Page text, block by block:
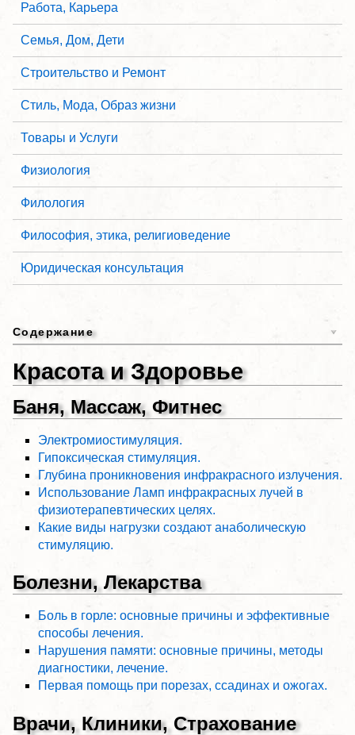
Работа, Карьера
Семья, Дом, Дети
Строительство и Ремонт
Стиль, Мода, Образ жизни
Товары и Услуги
Физиология
Филология
Философия, этика, религиоведение
Юридическая консультация
Содержание
Красота и Здоровье
Баня, Массаж, Фитнес
Электромиостимуляция.
Гипоксическая стимуляция.
Глубина проникновения инфракрасного излучения.
Использование Ламп инфракрасных лучей в
физиотерапевтических целях.
Какие виды нагрузки создают анаболическую
стимуляцию.
Болезни, Лекарства
Боль в горле: основные причины и эффективные
способы лечения.
Нарушения памяти: основные причины, методы
диагностики, лечение.
Первая помощь при порезах, ссадинах и ожогах.
Врачи, Клиники, Страхование